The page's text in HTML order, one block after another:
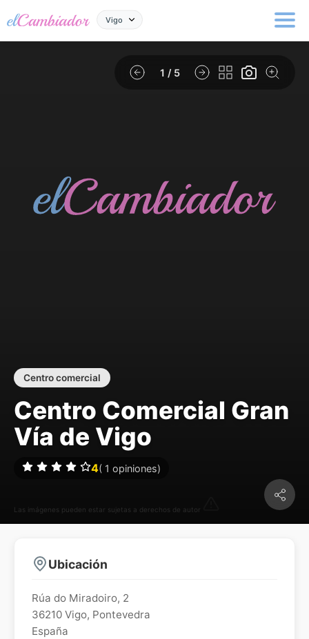
Vigo
1 / 5
Las imágenes pueden estar sujetas a derechos de autor
Centro comercial
Centro Comercial Gran
Vía de Vigo
4( 1 opiniones)
Ubicación
Rúa do Miradoiro, 2
36210 Vigo, Pontevedra
España